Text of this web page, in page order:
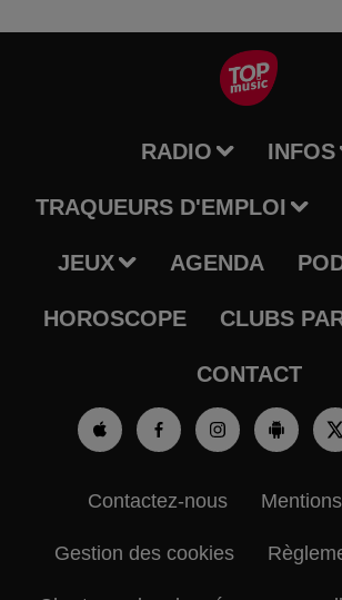
RADIO INFOS
TRAQUEURS D'EMPLOI
JEUX AGENDA
HOROSCOPE CLUBS
CONTACT
Contactez-nous
Gestion des cookies